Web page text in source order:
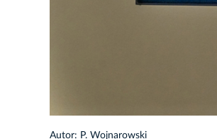
Autor: P. Wojnarowski